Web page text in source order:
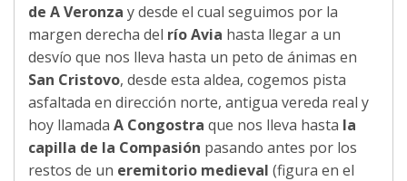
de A Veronza y desde el cual seguimos por la
margen derecha del río Avia hasta llegar a un
desvío que nos lleva hasta un peto de ánimas en
San Cristovo, desde esta aldea, cogemos pista
asfaltada en dirección norte, antigua vereda real y
hoy llamada A Congostra que nos lleva hasta la
capilla de la Compasión pasando antes por los
restos de un eremitorio medieval (figura en el